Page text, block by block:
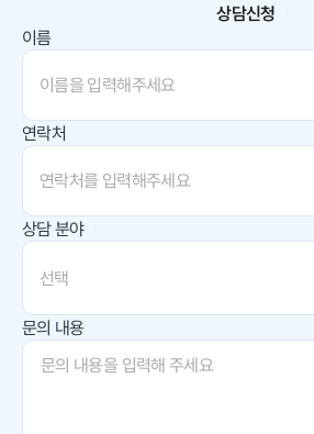
상담신청
이름
연락처
상담 분야
선택
문의 내용